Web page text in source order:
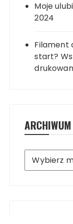
Moje
2024
Filament
start?
ARCHIWUM
Archiwum